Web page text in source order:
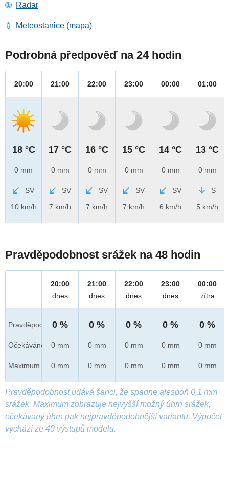
Radar
Meteostanice (mapa)
Podrobná předpověď na 24 hodin
20:00
18 °C
0 mm
SV
10 km/h
21:00
17 °C
0 mm
SV
7 km/h
22:00
16 °C
0 mm
SV
7 km/h
23:00
15 °C
0 mm
SV
7 km/h
00:00
14 °C
0 mm
SV
6 km/h
01:00
13 °C
0 mm
S
5 km/h
Pravděpodobnost srážek na 48 hodin
Pravděpod.
Očekáváno
Maximum
20:00
dnes
0 %
0 mm
0 mm
21:00
dnes
0 %
0 mm
0 mm
22:00
dnes
0 %
0 mm
0 mm
23:00
dnes
0 %
0 mm
0 mm
00:00
zítra
0 %
0 mm
0 mm
Pravděpodobnost udává šanci, že spadne alespoň 0,1 mm
srážek. Maximum zobrazuje nejvyšší možný úhrn srážek,
očekávaný úhrn pak nejpravděpodobnější variantu. Výpočet
vychází ze 40 výstupů modelu.